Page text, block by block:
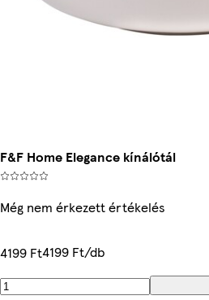
F&F Home Elegance kínálótál
Még nem érkezett értékelés
4199 Ft4199 Ft/db